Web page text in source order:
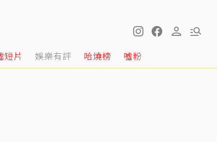
短片 娛樂有評 哈燒榜 噓粉